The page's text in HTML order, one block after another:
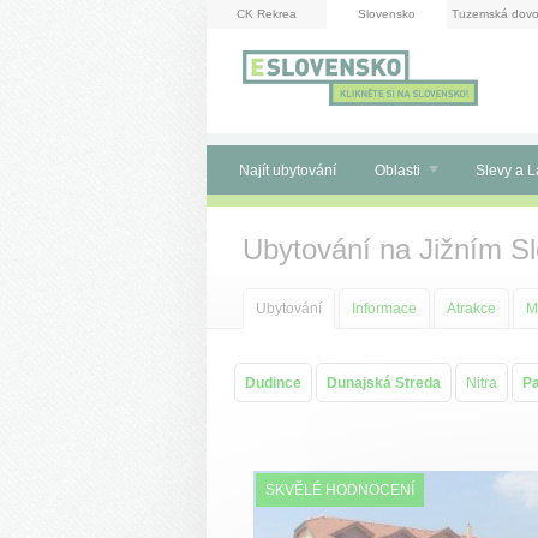
CK Rekrea Slovensko Tuzemská
Najít ubytování Oblasti Slevy a
Ubytování na Jižním
Ubytování Informace Atrakce
Dudince Dunajská Streda Nitra
SKVĚLÉ HODNOCENÍ